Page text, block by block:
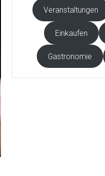
Veranstaltungen
Einkaufen
Gastronomie